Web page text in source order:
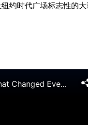
约时代广场标志性的